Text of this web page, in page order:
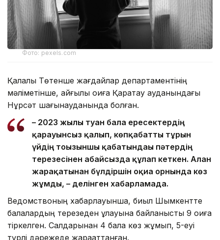
Фото: pexels.com
Қалалық Төтенше жағдайлар департаментінің
мәліметінше, қайғылы оқиға Қаратау ауданындағы
Нұрсәт шағынауданында болған.
– 2023 жылы туған бала ересектердің
қарауынсыз қалып, көпқабатты тұрғын
үйдің тоғызыншы қабатындағы пәтердің
терезесінен абайсызда құлап кеткен. Алған
жарақатынан бүлдіршін оқиға орнында көз
жұмды, – делінген хабарламада.
Ведомствоның хабарлауынша, биыл Шымкентте
балалардың терезеден құлауына байланысты 9 оқиға
тіркелген. Салдарынан 4 бала көз жұмып, 5-еуі
түрлі дәрежеде жарақаттанған.